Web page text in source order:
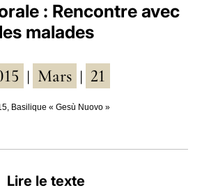
: Rencontre avec
les malades
Mars 21
Basilique « Gesù Nuovo »
Lire le texte